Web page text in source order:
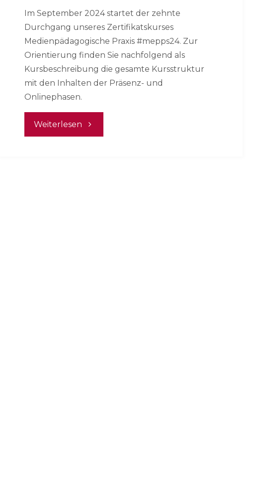
Im September 2024 startet der zehnte
Durchgang unseres Zertifikatskurses
Medienpädagogische Praxis #mepps24. Zur
Orientierung finden Sie nachfolgend als
Kursbeschreibung die gesamte Kursstruktur
mit den Inhalten der Präsenz- und
Onlinephasen.
Weiterlesen "Kursbeschreibung